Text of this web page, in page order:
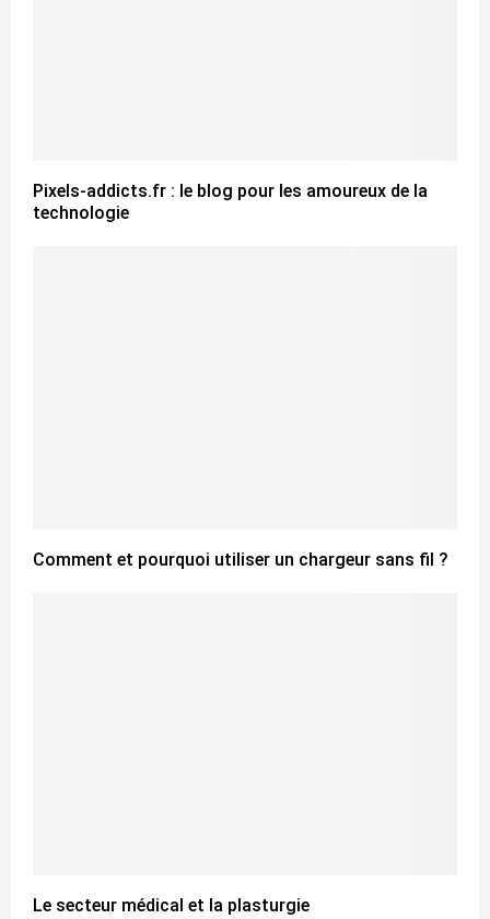
Pixels-addicts.fr : le blog pour les amoureux de la
technologie
Comment et pourquoi utiliser un chargeur sans fil ?
Le secteur médical et la plasturgie